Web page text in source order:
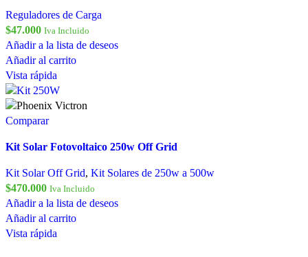
Reguladores de Carga
$47.000 Iva Incluido
Añadir a la lista de deseos
Añadir al carrito
Vista rápida
Comparar
Kit Solar Fotovoltaico 250w Off Grid
Kit Solar Off Grid, Kit Solares de 250w a 500w
$470.000 Iva Incluido
Añadir a la lista de deseos
Añadir al carrito
Vista rápida